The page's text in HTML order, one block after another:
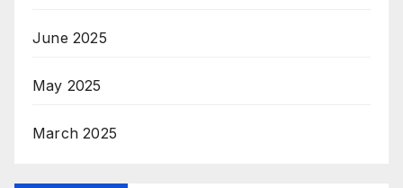
June 2025
May 2025
March 2025